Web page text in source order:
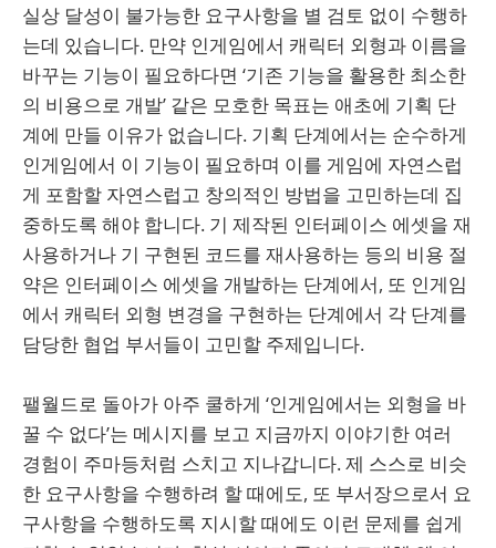
실상 달성이 불가능한 요구사항을 별 검토 없이 수행하
는데 있습니다. 만약 인게임에서 캐릭터 외형과 이름을
바꾸는 기능이 필요하다면 ‘기존 기능을 활용한 최소한
의 비용으로 개발’ 같은 모호한 목표는 애초에 기획 단
계에 만들 이유가 없습니다. 기획 단계에서는 순수하게
인게임에서 이 기능이 필요하며 이를 게임에 자연스럽
게 포함할 자연스럽고 창의적인 방법을 고민하는데 집
중하도록 해야 합니다. 기 제작된 인터페이스 에셋을 재
사용하거나 기 구현된 코드를 재사용하는 등의 비용 절
약은 인터페이스 에셋을 개발하는 단계에서, 또 인게임
에서 캐릭터 외형 변경을 구현하는 단계에서 각 단계를
담당한 협업 부서들이 고민할 주제입니다.
팰월드로 돌아가 아주 쿨하게 ‘인게임에서는 외형을 바
꿀 수 없다’는 메시지를 보고 지금까지 이야기한 여러
경험이 주마등처럼 스치고 지나갑니다. 제 스스로 비슷
한 요구사항을 수행하려 할 때에도, 또 부서장으로서 요
구사항을 수행하도록 지시할 때에도 이런 문제를 쉽게